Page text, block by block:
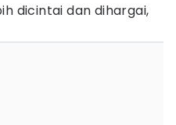
dicintai dan dihargai,